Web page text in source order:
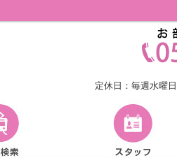
定休日：毎週水曜